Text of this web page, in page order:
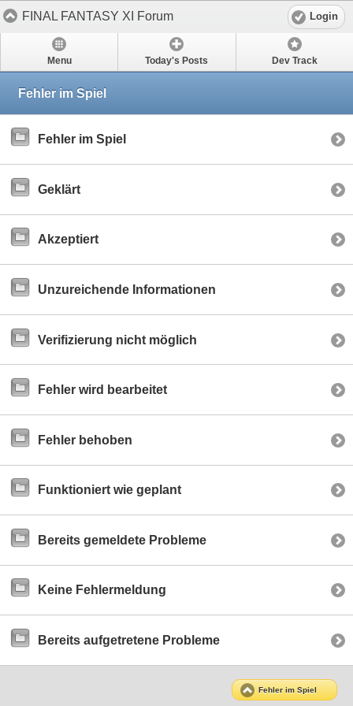
FINAL FANTASY XI Forum Login
Menu Today's Posts Dev Track
Fehler im Spiel
Fehler im Spiel
Geklärt
Akzeptiert
Unzureichende Informationen
Verifizierung nicht möglich
Fehler wird bearbeitet
Fehler behoben
Funktioniert wie geplant
Bereits gemeldete Probleme
Keine Fehlermeldung
Bereits aufgetretene Probleme
Fehler im Spiel